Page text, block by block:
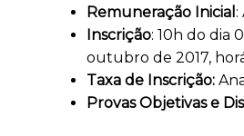
Remuneração Inicial :
Inscrição: 10h do dia
outubro de 2017,
Taxa de Inscrição:
Provas Objetivas e